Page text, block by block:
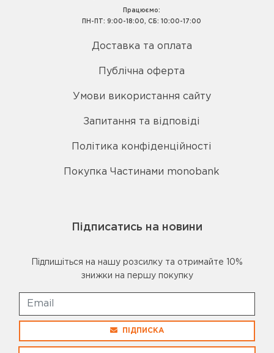
Працюємо:
ПН-ПТ: 9:00-18:00, СБ: 10:00-17:00
Доставка та оплата
Публічна оферта
Умови використання сайту
Запитання та відповіді
Політика конфіденційності
Покупка Частинами monobank
Підписатись на новини
Підпишіться на нашу розсилку та отримайте 10%
знижки на першу покупку
ПІДПИСКА